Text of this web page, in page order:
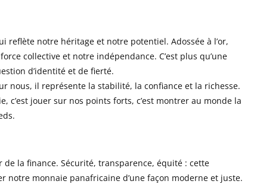
reflète notre héritage et notre potentiel. Adossée à l’or,
collective et notre indépendance. C’est plus qu’une
d’identité et de fierté.
nous, il représente la stabilité, la confiance et la richesse.
c’est jouer sur nos points forts, c’est montrer au monde la
la finance. Sécurité, transparence, équité : cette
notre monnaie panafricaine d’une façon moderne et juste.